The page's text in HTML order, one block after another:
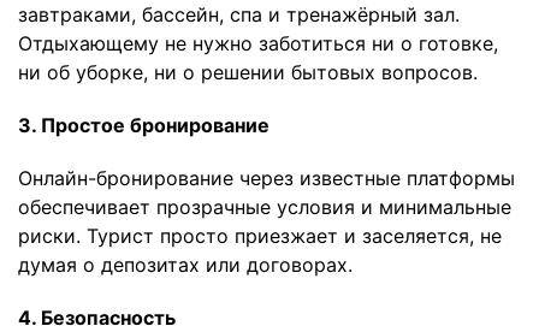
завтраками, бассейн, спа и тренажёрный зал.
Отдыхающему не нужно заботиться ни о готовке,
ни об уборке, ни о решении бытовых вопросов.
3. Простое бронирование
Онлайн-бронирование через известные платформы
обеспечивает прозрачные условия и минимальные
риски. Турист просто приезжает и заселяется, не
думая о депозитах или договорах.
4. Безопасность